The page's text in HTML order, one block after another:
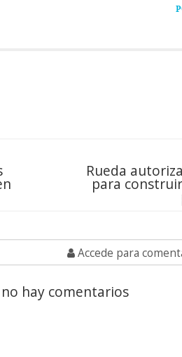
Rueda
para
Accede para
hay comentarios